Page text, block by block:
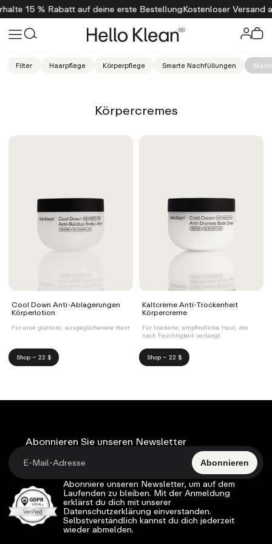
15 % Rabatt auf deine erste BestellungKostenloser Versand
Filter Haarpflege Körperpflege Smarte Nachfüllungen
Körpercremes
Cool Down Anti-Ablagerungen
Körperlotion
Für eine glattere, ausgeglichenere Haut
Shop – 22 $
Kaltcreme Anti-Trockenheit
Körpercreme
Für trockene, empfindliche Haut, die
nach Feuchtigkeit verlangt
Shop – 22 $
Abonnieren Sie unseren Newsletter
Abonnieren
Abonniere unseren Newsletter, um auf dem
Laufenden zu bleiben. Mit der Anmeldung
erklärst du dich mit unserer
Datenschutzerklärung einverstanden.
Selbstverständlich kannst du dich jederzeit
wieder abmelden.